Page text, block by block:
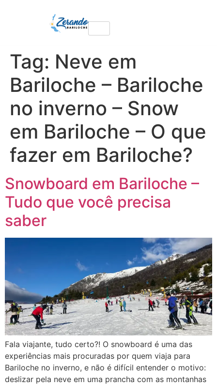
Tag: Neve em
Bariloche – Bariloche
no inverno – Snow
em Bariloche – O que
fazer em Bariloche?
Snowboard em Bariloche –
Tudo que você precisa
saber
Fala viajante, tudo certo?! O snowboard é uma das
experiências mais procuradas por quem viaja para
Bariloche no inverno, e não é difícil entender o motivo:
deslizar pela neve em uma prancha com as montanhas